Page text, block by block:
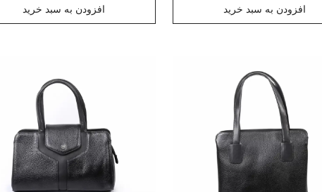
افزودن به سبد خرید افزودن به سبد خرید